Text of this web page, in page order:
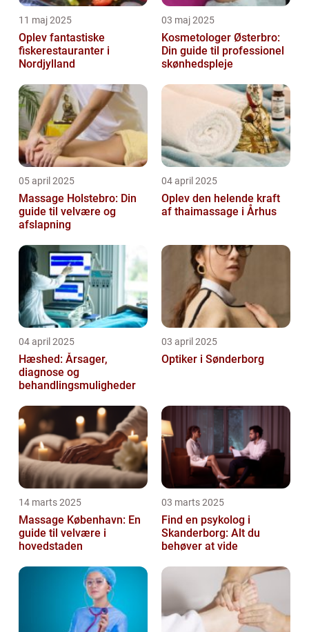
11 maj 2025
Oplev fantastiske
fiskerestauranter i
Nordjylland
03 maj 2025
Kosmetologer Østerbro:
Din guide til professionel
skønhedspleje
05 april 2025
Massage Holstebro: Din
guide til velvære og
afslapning
04 april 2025
Oplev den helende kraft
af thaimassage i Århus
04 april 2025
Hæshed: Årsager,
diagnose og
behandlingsmuligheder
03 april 2025
Optiker i Sønderborg
14 marts 2025
Massage København: En
guide til velvære i
hovedstaden
03 marts 2025
Find en psykolog i
Skanderborg: Alt du
behøver at vide